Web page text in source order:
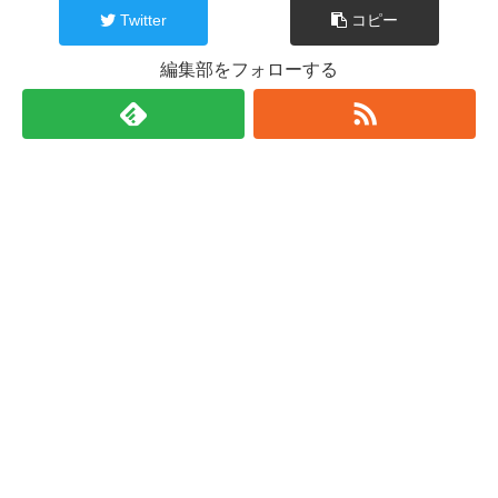
Twitter コピー
編集部をフォローする